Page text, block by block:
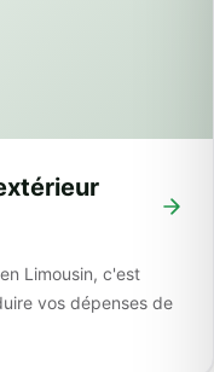
Limousin, c'est
vos dépenses de